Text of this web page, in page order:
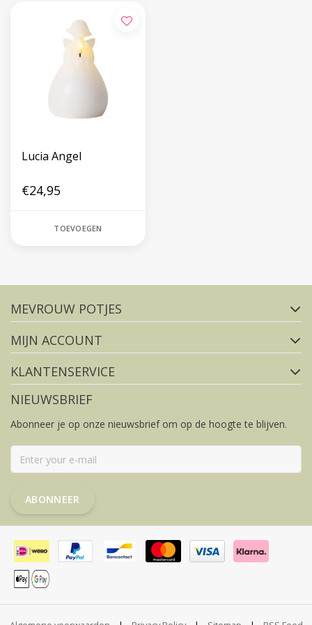
Lucia Angel
€24,95
TOEVOEGEN
FACEBOOK
MEVROUW POTJES
MIJN ACCOUNT
KLANTENSERVICE
NIEUWSBRIEF
Abonneer je op onze nieuwsbrief om op de hoogte te blijven.
ABONNEER